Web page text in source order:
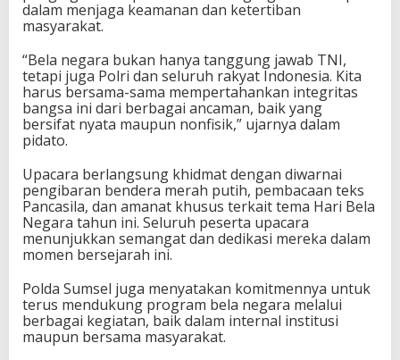
dalam menjaga keamanan dan ketertiban
masyarakat.
“Bela negara bukan hanya tanggung jawab TNI,
tetapi juga Polri dan seluruh rakyat Indonesia. Kita
harus bersama-sama mempertahankan integritas
bangsa ini dari berbagai ancaman, baik yang
bersifat nyata maupun nonfisik,” ujarnya dalam
pidato.
Upacara berlangsung khidmat dengan diwarnai
pengibaran bendera merah putih, pembacaan teks
Pancasila, dan amanat khusus terkait tema Hari Bela
Negara tahun ini. Seluruh peserta upacara
menunjukkan semangat dan dedikasi mereka dalam
momen bersejarah ini.
Polda Sumsel juga menyatakan komitmennya untuk
terus mendukung program bela negara melalui
berbagai kegiatan, baik dalam internal institusi
maupun bersama masyarakat.